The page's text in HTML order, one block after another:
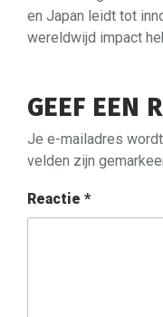
en Japan leidt tot
wereldwijd impact
GEEF EEN
Je e-mailadres
velden zijn
Reactie *